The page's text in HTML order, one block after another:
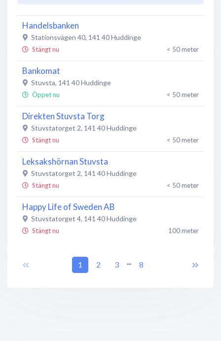
Handelsbanken
Stationsvägen 40, 141 40Huddinge
Stängt nu < 50 meter
Bankomat
Stuvsta, 141 40Huddinge
Öppet nu < 50 meter
Direkten Stuvsta Torg
Stuvstatorget 2, 141 40Huddinge
Stängt nu < 50 meter
Leksakshörnan Stuvsta
Stuvstatorget 2, 141 40Huddinge
Stängt nu < 50 meter
Happy Life of Sweden AB
Stuvstatorget 4, 141 40Huddinge
Stängt nu 100 meter
,141 40 Stockholm
1 2 3 ... 8